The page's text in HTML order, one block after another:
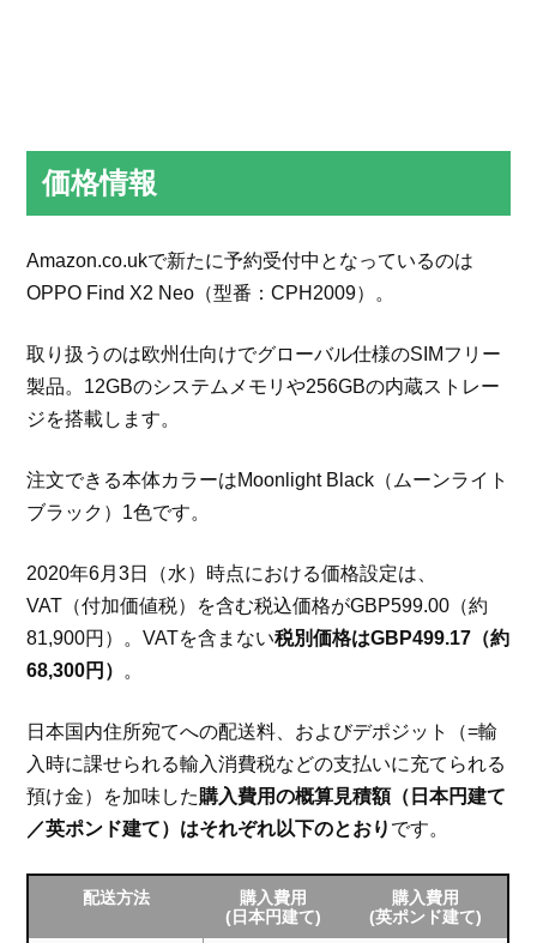
価格情報
Amazon.co.ukで新たに予約受付中となっているのは
OPPO Find X2 Neo（型番：CPH2009）。
取り扱うのは欧州仕向けでグローバル仕様のSIMフリー
製品。12GBのシステムメモリや256GBの内蔵ストレー
ジを搭載します。
注文できる本体カラーはMoonlight Black（ムーンライト
ブラック）1色です。
2020年6月3日（水）時点における価格設定は、
VAT（付加価値税）を含む税込価格がGBP599.00（約
81,900円）。VATを含まない税別価格はGBP499.17（約
68,300円） 。
日本国内住所宛てへの配送料、およびデポジット（=輸
入時に課せられる輸入消費税などの支払いに充てられる
預け金）を加味した購入費用の概算見積額（日本円建て
／英ポンド建て）はそれぞれ以下のとおり です。
配送方法
購入費用
(日本円建て)
購入費用
(英ポンド建て)